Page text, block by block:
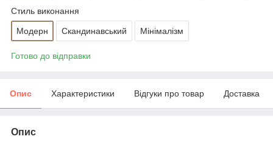
Стиль виконання
Модерн Скандинавський Мінімалізм
Готово до відправки
Опис Характеристики Відгуки про товар Доставка
Опис